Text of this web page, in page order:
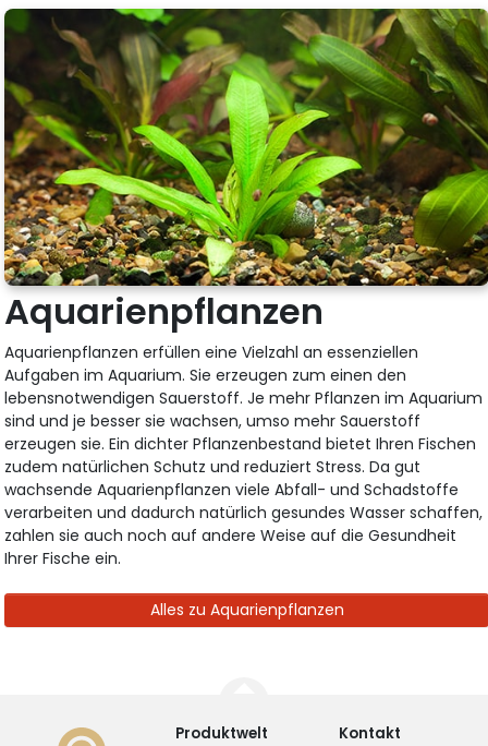
Aquarienpflanzen
Aquarienpflanzen erfüllen eine Vielzahl an essenziellen
Aufgaben im Aquarium. Sie erzeugen zum einen den
lebensnotwendigen Sauerstoff. Je mehr Pflanzen im Aquarium
sind und je besser sie wachsen, umso mehr Sauerstoff
erzeugen sie. Ein dichter Pflanzenbestand bietet Ihren Fischen
zudem natürlichen Schutz und reduziert Stress. Da gut
wachsende Aquarienpflanzen viele Abfall- und Schadstoffe
verarbeiten und dadurch natürlich gesundes Wasser schaffen,
zahlen sie auch noch auf andere Weise auf die Gesundheit
Ihrer Fische ein.
Alles zu Aquarienpflanzen
Produktwelt Kontakt